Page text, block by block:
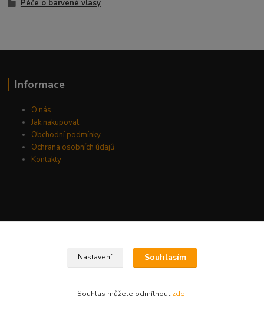
Péče o barvené vlasy
Informace
O nás
Jak nakupovat
Obchodní podmínky
Ochrana osobních údajů
Kontakty
Nastavení Souhlasím
Souhlas můžete odmítnout zde.